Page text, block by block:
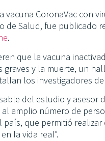
vacuna CoronaVac con
de Salud, fue publicado
.
que la vacuna
graves y la muerte, un
los investigadores
del estudio y
amplio número de
que permitió
la vida real”.